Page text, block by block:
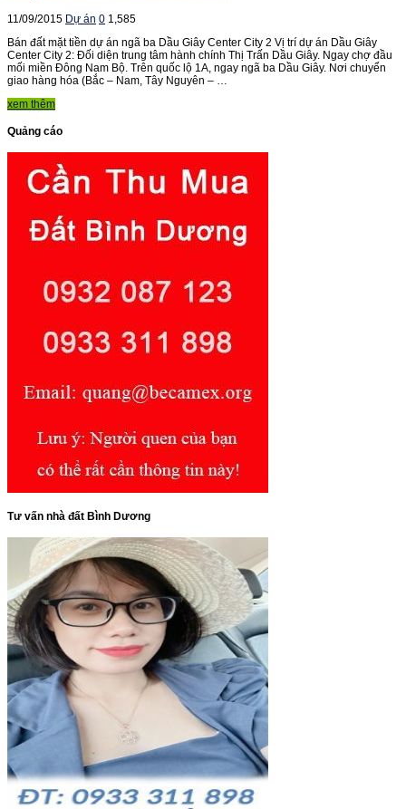
11/09/2015 Dự án 0 1,585
Bán đất mặt tiền dự án ngã ba Dầu Giây Center City 2 Vị trí dự án Dầu Giây
Center City 2: Đối diện trung tâm hành chính Thị Trấn Dầu Giây. Ngay chợ đầu
mối miền Đông Nam Bộ. Trên quốc lộ 1A, ngay ngã ba Dầu Giây. Nơi chuyển
giao hàng hóa (Bắc – Nam, Tây Nguyên – …
xem thêm
Quảng cáo
Tư vấn nhà đất Bình Dương